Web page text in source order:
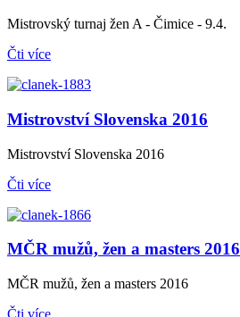
Mistrovský turnaj žen A - Čimice - 9.4.
Čti více
Mistrovství Slovenska 2016
Mistrovství Slovenska 2016
Čti více
MČR mužů, žen a masters 2016
MČR mužů, žen a masters 2016
Čti více